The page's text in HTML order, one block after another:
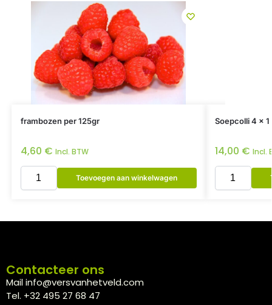
frambozen per 125gr
4,60 € Incl. BTW
Toevoegen aan winkelwagen
Soepcolli 4 x 1
14,00 € Incl.
Contacteer ons
Mail info@versvanhetveld.com
Tel. +32 495 27 68 47